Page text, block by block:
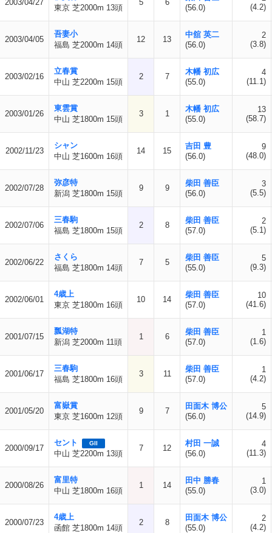
2003/04/27
東京 芝2000m 13頭
5 6
(56.0)
(4.2)
2003/04/05
吾妻小
福島 芝2000m 14頭
12 13
中舘 英二
(56.0)
2
(3.8)
2003/02/16
立春賞
中山 芝2200m 15頭
2 7
木幡 初広
(55.0)
4
(11.1)
2003/01/26
東雲賞
中山 芝1800m 15頭
3 1
木幡 初広
(55.0)
13
(58.7)
2002/11/23
シャン
中山 芝1600m 16頭
14 15
吉田 豊
(56.0)
9
(48.0)
2002/07/28
弥彦特
新潟 芝1800m 15頭
9 9
柴田 善臣
(56.0)
3
(5.5)
2002/07/06
三春駒
福島 芝1800m 15頭
2 8
柴田 善臣
(57.0)
2
(5.1)
2002/06/22
さくら
福島 芝1800m 14頭
7 5
柴田 善臣
(55.0)
5
(9.3)
2002/06/01
4歳上
東京 芝1800m 16頭
10 14
柴田 善臣
(57.0)
10
(41.6)
2001/07/15
瓢湖特
新潟 芝2000m 11頭
1 6
柴田 善臣
(57.0)
1
(1.6)
2001/06/17
三春駒
福島 芝1800m 16頭
3 11
柴田 善臣
(57.0)
1
(4.2)
2001/05/20
富嶽賞
東京 芝1600m 12頭
9 7
田面木 博公
(56.0)
5
(14.9)
2000/09/17
セント GII
中山 芝2200m 13頭
7 12
村田 一誠
(56.0)
4
(11.3)
2000/08/26
富里特
中山 芝1800m 16頭
1 14
田中 勝春
(55.0)
1
(3.0)
2000/07/23
4歳上
函館 芝1800m 14頭
2 8
田面木 博公
(55.0)
2
(4.2)